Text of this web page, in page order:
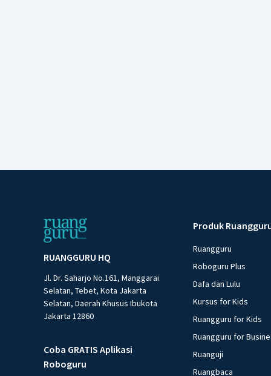
RUANGGURU HQ
Jl. Dr. Saharjo No.161, Manggarai
Selatan, Tebet, Kota Jakarta
Selatan, Daerah Khusus Ibukota
Jakarta 12860
Coba GRATIS Aplikasi
Roboguru
Produk
Ruangguru
Roboguru Plus
Dafa dan Lulu
Kursus for Kids
Ruangguru for Kids
Ruangguru for
Ruanguji
Ruangbaca